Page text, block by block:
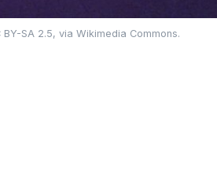
SA 2.5, via Wikimedia Commons.